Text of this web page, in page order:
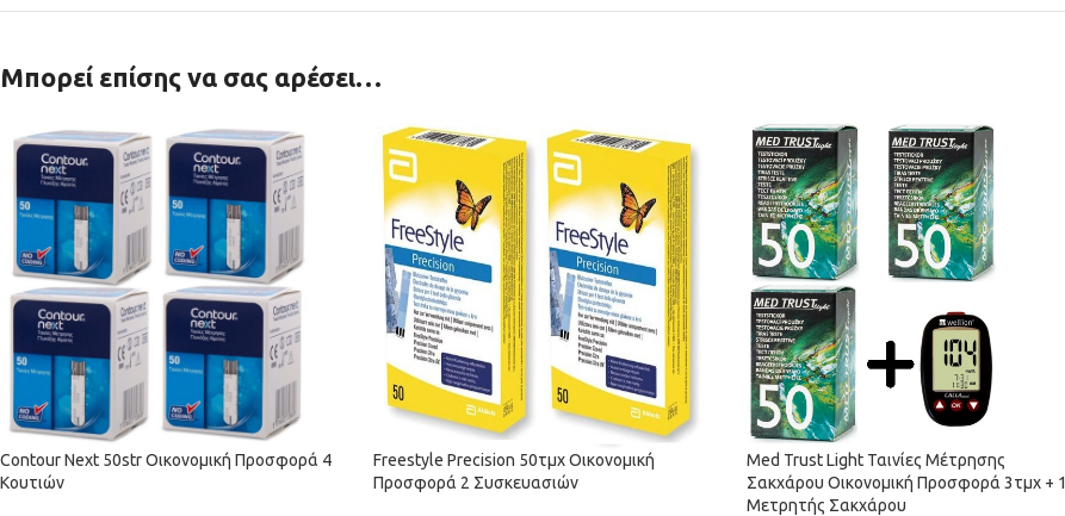
Μπορεί επίσης να σας αρέσει…
Contour Next 50str Οικονομική Προσφορά 4
Κουτιών
Freestyle Precision 50τμχ Οικονομική
Προσφορά 2 Συσκευασιών
Med Trust Light Ταινίες Μέτρησης
Σακχάρου Οικονομική Προσφορά 3τμχ + 1
Μετρητής Σακχάρου